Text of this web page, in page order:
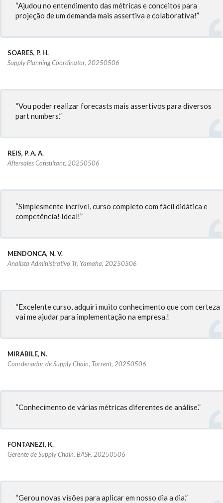
“Ajudou no entendimento das métricas e conceitos para
projeção de um demanda mais assertiva e colaborativa!”
SOARES, P. H.
Supply Planning Coordinator, 20250506
“Vou poder realizar forecasts mais assertivos para diversos
part numbers.”
REIS, P. A. A.
Aftersales Consultant, 20250506
“Simplesmente incrível, curso completo com fácil didática e
competência! Ideal!”
MENDONCA, N. V.
Analista Administrativo Tr, Yamaha, 20250506
“Excelente curso, adquiri muito conhecimento que com certeza
vai me ajudar para implementação na empresa.!
MIRABILE, N.
Coordenador de Supply Chain, Torrent, 20250506
“Conhecimento de várias métricas diferentes de análise.”
FONTANEZI, K.
Gerente de Supply Chain, BASF, 20250506
“Gerou novas visões para aplicar em nosso dia a dia.”